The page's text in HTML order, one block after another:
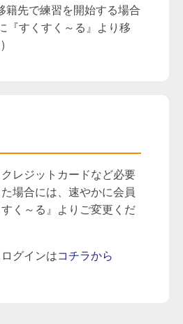
籍先で練習を開始する場合
『すくすく～る』より移
レジットカードなど必要
場合には、速やかに会員
く～る』よりご変更くだ
グインはコチラから